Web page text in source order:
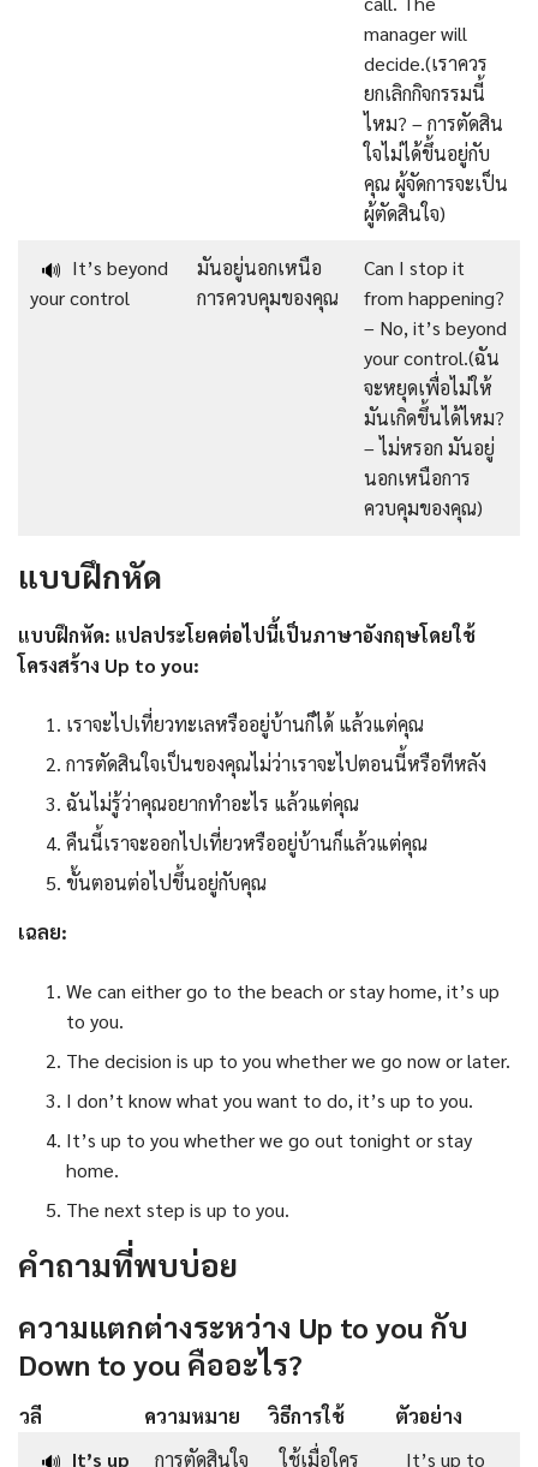
manager will
decide.(เราควร
ยกเลิกกิจกรรมนี้
ไหม? – การตัดสิน
ใจไม่ได้ขึ้นอยู่กับ
คุณ ผู้จัดการจะเป็น
ผู้ตัดสินใจ)
🔊 It’s beyond
your control
มันอยู่นอกเหนือ
การควบคุมของคุณ
Can I stop it
from happening?
– No, it’s beyond
your control.(ฉัน
จะหยุดเพื่อไม่ให้
มันเกิดขึ้นได้ไหม?
– ไม่หรอก มันอยู่
นอกเหนือการ
ควบคุมของคุณ)
แบบฝึกหัด
แบบฝึกหัด: แปลประโยคต่อไปนี้เป็นภาษาอังกฤษโดยใช้
โครงสร้าง Up to you:
เราจะไปเที่ยวทะเลหรืออยู่บ้านก็ได้ แล้วแต่คุณ
การตัดสินใจเป็นของคุณไม่ว่าเราจะไปตอนนี้หรือทีหลัง
ฉันไม่รู้ว่าคุณอยากทำอะไร แล้วแต่คุณ
คืนนี้เราจะออกไปเที่ยวหรืออยู่บ้านก็แล้วแต่คุณ
ขั้นตอนต่อไปขึ้นอยู่กับคุณ
เฉลย:
We can either go to the beach or stay home, it’s up
to you.
The decision is up to you whether we go now or later.
I don’t know what you want to do, it’s up to you.
It’s up to you whether we go out tonight or stay
home.
The next step is up to you.
คำถามที่พบบ่อย
ความแตกต่างระหว่าง Up to you กับ
Down to you คืออะไร?
วลี ความหมาย วิธีการใช้
ตัวอย่าง
🔊 It’s up
การตัดสินใจ
ใช้เมื่อใคร
It’s up to